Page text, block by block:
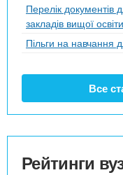
Перелік документів
закладів вищої
Пільги на навчання
Все
Рейтинги